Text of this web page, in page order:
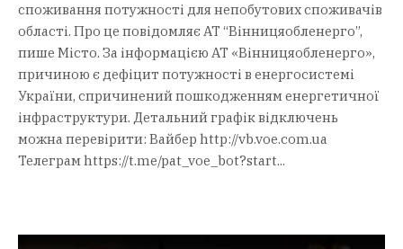
споживання потужності для непобутових споживачів
області. Про це повідомляє АТ “Вінницяобленерго”,
пише Місто. За інформацією АТ «Вінницяобленерго»,
причиною є дефіцит потужності в енергосистемі
України, спричинений пошкодженням енергетичної
інфраструктури. Детальний графік відключень
можна перевірити: Вайбер http://vb.voe.com.ua
Телеграм https://t.me/pat_voe_bot?start...